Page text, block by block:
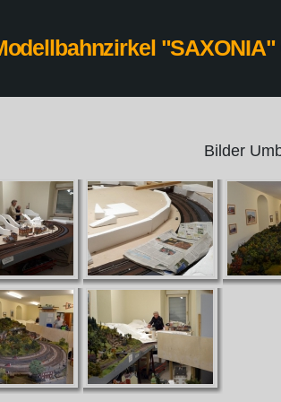
"SAXONIA"
Bilder